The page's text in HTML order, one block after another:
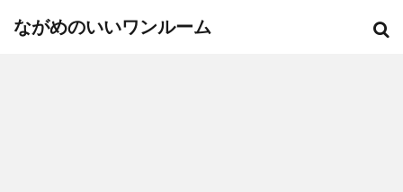
ながめのいいワンルーム